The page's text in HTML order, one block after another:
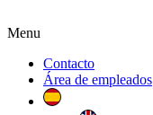
Menu
Contacto
Área de empleados